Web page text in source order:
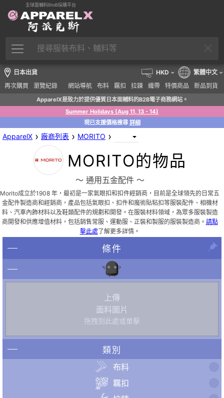
全球面輔料BtoB採購平台
日本出貨
再次購買
瀏覽紀錄 網站導航 布料 羈扣 拉鍊 織帶 特價商品 新品到貨
HKD 繁體中文
ApparelX是致力於提供優質日本面輔料的B2B電子商務網站。
Summer Holidays (Aug 11, 13 - 14)
現已支援價格搜尋 詳細
ApparelX › 廠商列表 › MORITO ›
MORITO的物品
〜 通用五金配件 〜
Morito成立於1908 年，最初是一家氣眼扣和扣件經銷商，目前是全球領先的日常五
金配件製造商和經銷商，產品包括氣眼扣、扣件和魔術貼粘扣等服裝配件、相機材
料、汽車內飾材料以及鞋類配件的規劃和開發。在服裝材料領域，為眾多服裝製造
商開發和供應增值材料，包括銷售常服、運動服、正裝和製服的服裝製造商。 請點
擊此處了解更多詳情。
條件
上傳
面料圖片
拖拽到此處或單擊
類別
布料
羈扣